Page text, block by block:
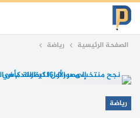
الصفحة الرئيسية رياضة
رياضة